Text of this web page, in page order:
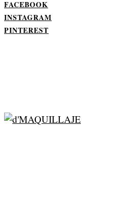
FACEBOOK
INSTAGRAM
PINTEREST